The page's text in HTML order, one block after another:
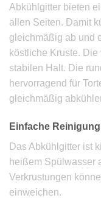
Abkühlgitter bieten
allen Seiten. Damit
gleichmäßig ab und
köstliche Kruste.
stabilen Halt. Die
hervorragend für
gleichmäßig
Einfache Reinigung
Das Abkühlgitter ist
heißem Spülwasser
Verkrustungen
einweichen.